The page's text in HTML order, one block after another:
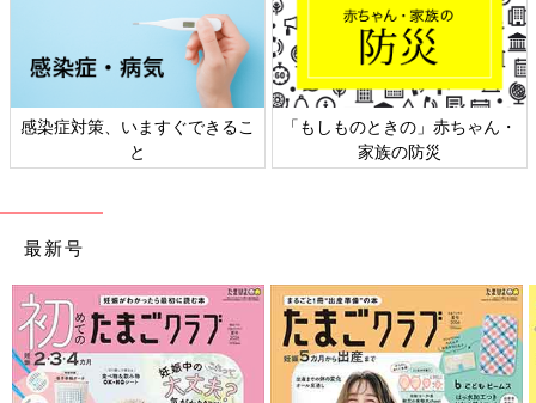
感染症対策、いますぐできるこ
と
「もしものときの」赤ちゃん・
家族の防災
最新号